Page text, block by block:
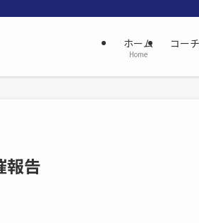
ホーム
Home
コー
報告